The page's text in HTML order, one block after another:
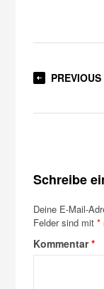
Schreibe
Deine E-Mail-
Felder sind mit*
Kommentar*